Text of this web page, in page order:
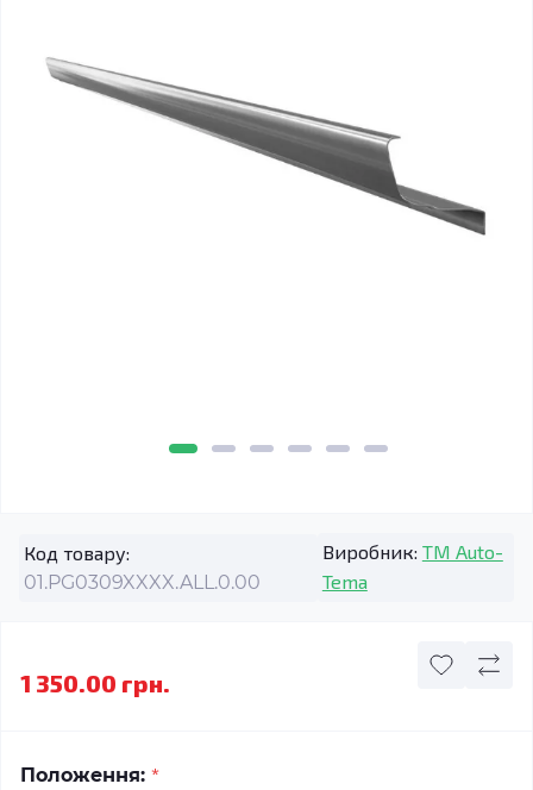
Код товару:
01.PG0309XXXX.ALL.0.00
Виробник: TM Auto-
Tema
1 350.00 грн.
Положення: *